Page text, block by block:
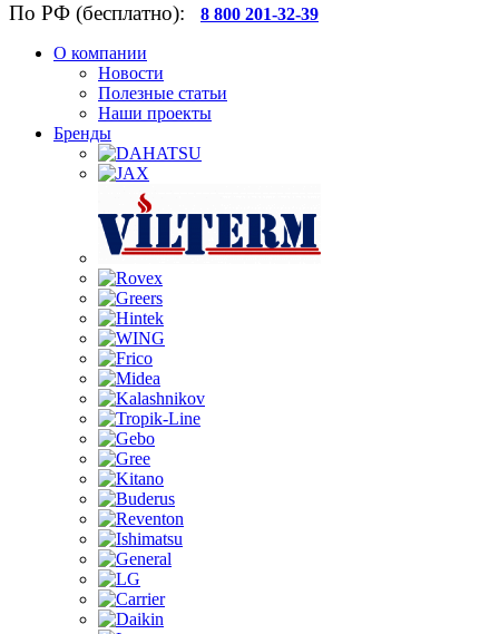
По РФ (бесплатно): 8 800 201-32-39
О компании
Новости
Полезные статьи
Наши проекты
Бренды